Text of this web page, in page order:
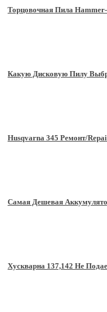
Торцовочная Пила
Какую Дисковую Пилу
Husqvarna 345 Ремонт/
Самая Дешевая
Хускварна 137,142 Не